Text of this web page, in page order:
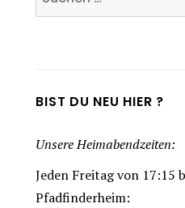
nach:
BIST DU NEU HIER ?
Unsere Heimabendzeiten:
Jeden Freitag von 17:15
Pfadfinderheim: